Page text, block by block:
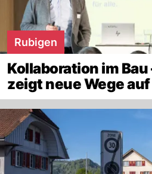
Rubigen
Kollaboration im
zeigt neue Wege auf